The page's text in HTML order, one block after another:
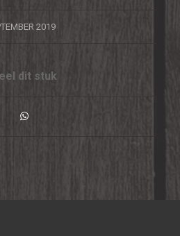
2019
/
dit stuk